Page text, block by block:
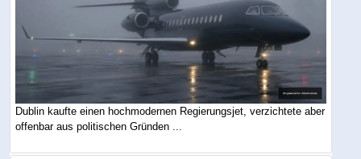
Dublin kaufte einen hochmodernen Regierungsjet, verzichtete aber
offenbar aus politischen Gründen ...